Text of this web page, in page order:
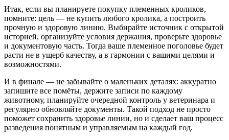
Итак, если вы планируете покупку племенных кроликов,
помните: цель — не купить любого кролика, а построить
прочную и здоровую линию. Выбирайте источник с открытой
историей, организуйте условия держания, проверьте здоровье
и документовую часть. Тогда ваше племенное поголовье будет
расти не в ущерб качеству, а в гармонии с вашими целями и
возможностями.
И в финале — не забывайте о маленьких деталях: аккуратно
запишите все помёты, держите записи по каждому
животному, планируйте очередной контроль у ветеринара и
регулярно обновляйте документы. Такой подход не просто
поможет сохранить здоровье линии, но и сделает ваш процесс
разведения понятным и управляемым на каждый год.